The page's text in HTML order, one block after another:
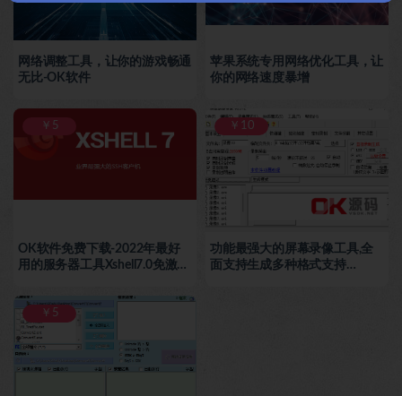
网络调整工具，让你的游戏畅通
无比-OK软件
苹果系统专用网络优化工具，让
你的网络速度暴增
￥5
OK软件免费下载-2022年最好
用的服务器工具Xshell7.0免激活
￥10
功能最强大的屏幕录像工具,全
面支持生成多种格式支持
￥5